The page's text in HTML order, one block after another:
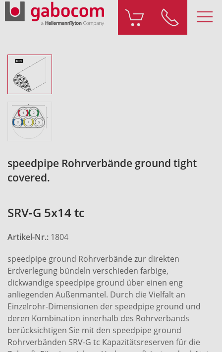
speedpipe Rohrverbände ground tight
covered.
SRV-G 5x14 tc
Artikel-Nr.: 1804
speedpipe ground Rohrverbände zur direkten
Erdverlegung bündeln verschieden farbige,
dickwandige speedpipe ground über einen eng
anliegenden Außenmantel. Durch die Vielfalt an
Einzelrohr-Dimensionen der speedpipe ground und
deren Kombination innerhalb des Rohrverbands
berücksichtigen Sie mit den speedpipe ground
Rohrverbänden SRV-G tc Kapazitätsreserven für die